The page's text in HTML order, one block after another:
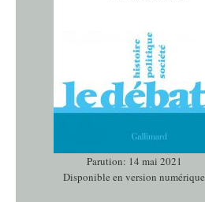
Parution: 14 mai 2021
Disponible en version numérique